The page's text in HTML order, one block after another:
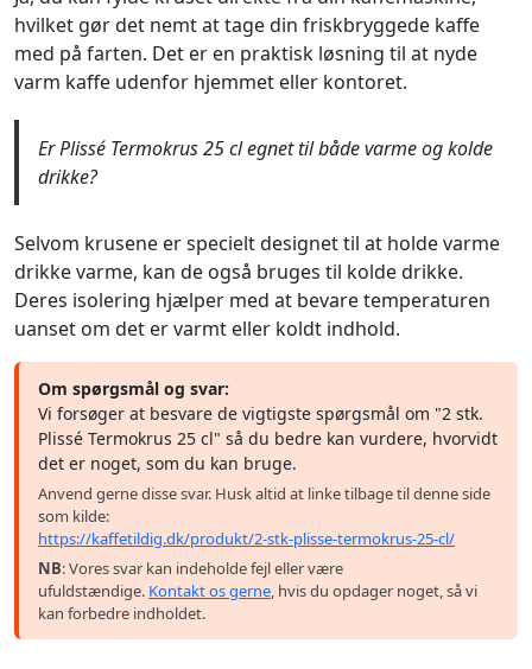
hvilket gør det nemt at tage din friskbryggede kaffe
med på farten. Det er en praktisk løsning til at nyde
varm kaffe udenfor hjemmet eller kontoret.
Er Plissé Termokrus 25 cl egnet til både varme og kolde
drikke?
Selvom krusene er specielt designet til at holde varme
drikke varme, kan de også bruges til kolde drikke.
Deres isolering hjælper med at bevare temperaturen
uanset om det er varmt eller koldt indhold.
Om spørgsmål og svar:
Vi forsøger at besvare de vigtigste spørgsmål om "2 stk.
Plissé Termokrus 25 cl" så du bedre kan vurdere, hvorvidt
det er noget, som du kan bruge.
Anvend gerne disse svar. Husk altid at linke tilbage til denne side
som kilde:
https://kaffetildig.dk/produkt/2-stk-plisse-termokrus-25-cl/
NB: Vores svar kan indeholde fejl eller være
ufuldstændige. Kontakt os gerne, hvis du opdager noget, så vi
kan forbedre indholdet.